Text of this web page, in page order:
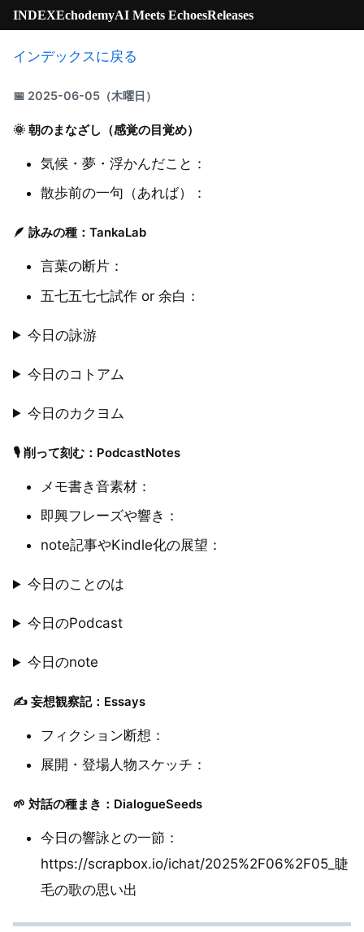
INDEXEchodemyAI Meets EchoesReleases
インデックスに戻る
📅 2025-06-05（木曜日）
🌞 朝のまなざし（感覚の目覚め）
気候・夢・浮かんだこと：
散歩前の一句（あれば）：
🪶 詠みの種：TankaLab
言葉の断片：
五七五七七試作 or 余白：
今日の詠游
今日のコトアム
今日のカクヨム
🎙 削って刻む：PodcastNotes
メモ書き音素材：
即興フレーズや響き：
note記事やKindle化の展望：
今日のことのは
今日のPodcast
今日のnote
✍️ 妄想観察記：Essays
フィクション断想：
展開・登場人物スケッチ：
🌱 対話の種まき：DialogueSeeds
今日の響詠との一節：
https://scrapbox.io/ichat/2025%2F06%2F05_睫
毛の歌の思い出